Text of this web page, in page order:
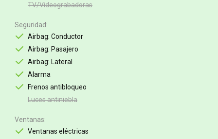
TV/Videograbadoras
Seguridad
Airbag: Conductor
Airbag: Pasajero
Airbag: Lateral
Alarma
Frenos antibloqueo
Luces antiniebla
Ventanas
Ventanas eléctricas